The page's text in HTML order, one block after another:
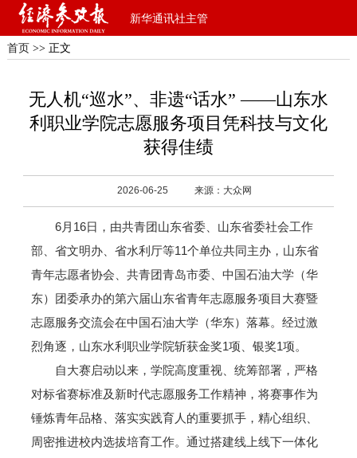
新华通讯社主管
首页 >> 正文
无人机“巡水”、非遗“话水” ——山东水
利职业学院志愿服务项目凭科技与文化
获得佳绩
2026-06-25 来源：大众网
6月16日，由共青团山东省委、山东省委社会工作
部、省文明办、省水利厅等11个单位共同主办，山东省
青年志愿者协会、共青团青岛市委、中国石油大学（华
东）团委承办的第六届山东省青年志愿服务项目大赛暨
志愿服务交流会在中国石油大学（华东）落幕。经过激
烈角逐，山东水利职业学院斩获金奖1项、银奖1项。
自大赛启动以来，学院高度重视、统筹部署，严格
对标省赛标准及新时代志愿服务工作精神，将赛事作为
锤炼青年品格、落实实践育人的重要抓手，精心组织、
周密推进校内选拔培育工作。通过搭建线上线下一体化